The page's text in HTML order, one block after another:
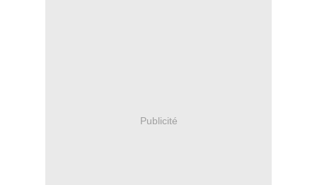
Publicité